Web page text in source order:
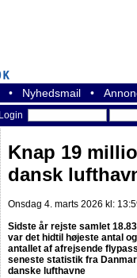
• Nyhedsmail •
Login
Knap 19
dansk
Onsdag 4. marts 2026 kl:
Sidste år rejste samlet
var det hidtil højeste antal
antallet af afrejsende
seneste statistik fra
danske lufthavne